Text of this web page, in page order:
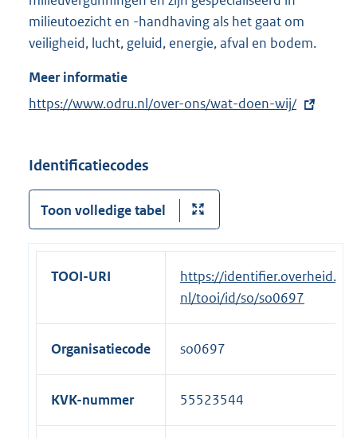
milieutoezicht en -handhaving als het gaat om
veiligheid, lucht, geluid, energie, afval en bodem.
Meer informatie
E
e
r
e
https://www.odru.nl/over-ons/wat-doen-wij/
Identificatiecodes
Toon volledige tabel
TOOI-URI
https://identifier.overheid.
nl/tooi/id/so/so0697
Organisatiecode so0697
KVK-nummer 55523544